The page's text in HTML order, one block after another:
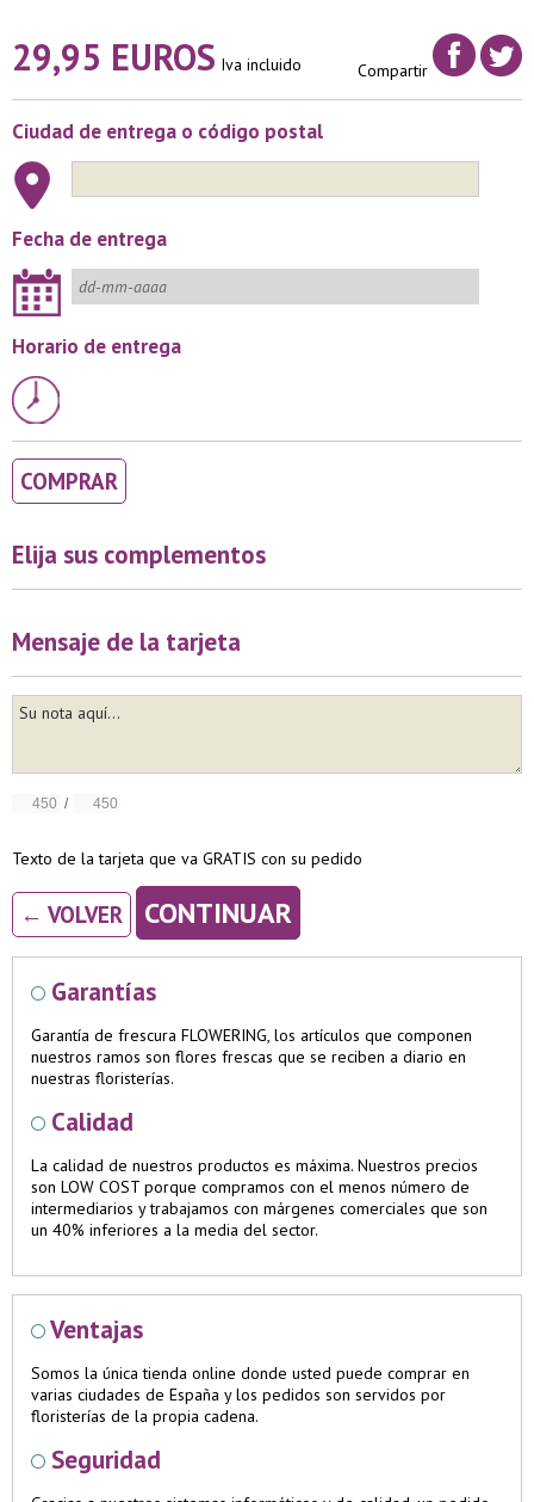
29,95 EUROS Iva incluido Compartir
Ciudad de entrega o código postal
Fecha de entrega
Horario de entrega
COMPRAR
Elija sus complementos
Mensaje de la tarjeta
/
Texto de la tarjeta que va GRATIS con su pedido
← VOLVER CONTINUAR
Garantías
Garantía de frescura FLOWERING, los artículos que componen
nuestros ramos son flores frescas que se reciben a diario en
nuestras floristerías.
Calidad
La calidad de nuestros productos es máxima. Nuestros precios
son LOW COST porque compramos con el menos número de
intermediarios y trabajamos con márgenes comerciales que son
un 40% inferiores a la media del sector.
Ventajas
Somos la única tienda online donde usted puede comprar en
varias ciudades de España y los pedidos son servidos por
floristerías de la propia cadena.
Seguridad